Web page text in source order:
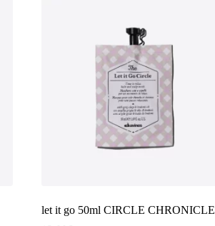
let it go 50ml CIRCLE CHRONICLE